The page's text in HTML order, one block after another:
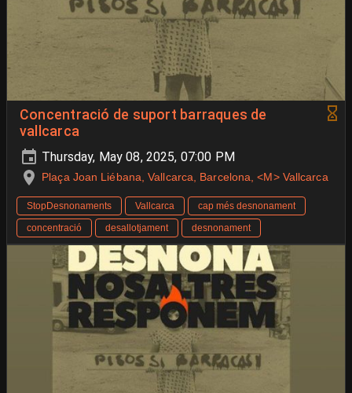
Concentració de suport barraques de
vallcarca
Thursday, May 08, 2025, 07:00 PM
Plaça Joan Liébana, Vallcarca, Barcelona, <M> Vallcarca
StopDesnonaments Vallcarca
cap més desnonament
concentració
desallotjament desnonament